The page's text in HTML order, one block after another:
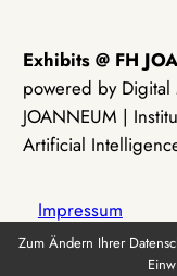
Exhibits @ FH
powered by Digital
JOANNEUM |
Artificial
Impressum
Zum Ändern Ihrer